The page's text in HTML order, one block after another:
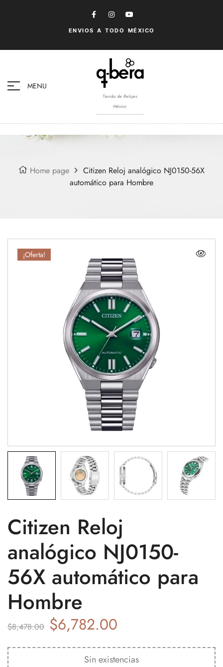
ENVIOS A TODO MÉXICO
MENU
Tienda de Relojes
México
Home page
Citizen Reloj analógico NJ0150-56X
automático para Hombre
¡Oferta!
Citizen Reloj
analógico NJ0150-
56X automático para
Hombre
$8,478.00 $6,782.00
Sin existencias